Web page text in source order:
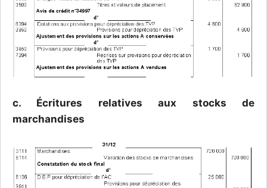
c. Écritures relatives aux stocks de
marchandises